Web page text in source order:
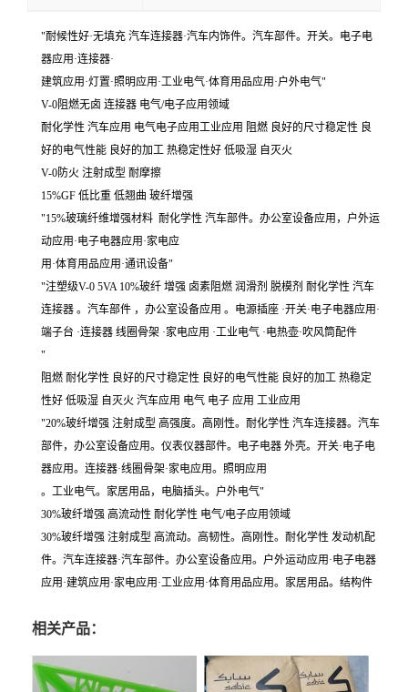
"耐候性好·无填充 汽车连接器·汽车内饰件。汽车部件。开关。电子电
器应用·连接器·
建筑应用·灯置·照明应用·工业电气·体育用品应用·户外电气"
V-0阻燃无卤 连接器 电气/电子应用领域
耐化学性 汽车应用 电气电子应用工业应用 阻燃 良好的尺寸稳定性 良
好的电气性能 良好的加工 热稳定性好 低吸湿 自灭火
V-0防火 注射成型 耐摩擦
15%GF 低比重 低翘曲 玻纤增强
"15%玻璃纤维增强材料 耐化学性 汽车部件。办公室设备应用，户外运
动应用·电子电器应用·家电应
用·体育用品应用·通讯设备"
"注塑级V-0 5VA 10%玻纤 增强 卤素阻燃 润滑剂 脱模剂 耐化学性 汽车
连接器 。汽车部件 ，办公室设备应用 。电源插座 ·开关·电子电器应用·
端子台 ·连接器 线圈骨架 ·家电应用 ·工业电气 ·电热壶·吹风筒配件
"
阻燃 耐化学性 良好的尺寸稳定性 良好的电气性能 良好的加工 热稳定
性好 低吸湿 自灭火 汽车应用 电气 电子 应用 工业应用
"20%玻纤增强 注射成型 高强度。高刚性。耐化学性 汽车连接器。汽车
部件，办公室设备应用。仪表仪器部件。电子电器 外壳。开关·电子电
器应用。连接器·线圈骨架·家电应用。照明应用
。工业电气。家居用品，电脑插头。户外电气"
30%玻纤增强 高流动性 耐化学性 电气/电子应用领域
30%玻纤增强 注射成型 高流动。高韧性。高刚性。耐化学性 发动机配
件。汽车连接器·汽车部件。办公室设备应用。户外运动应用·电子电器
应用·建筑应用·家电应用·工业应用·体育用品应用。家居用品。结构件
相关产品：